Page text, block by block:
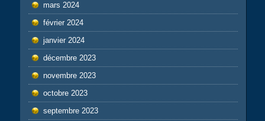
mars 2024
février 2024
janvier 2024
décembre 2023
novembre 2023
octobre 2023
septembre 2023